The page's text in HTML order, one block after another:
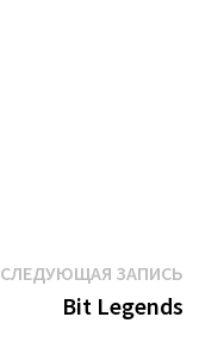
СЛЕДУЮЩАЯ ЗАПИСЬ
Bit Legends